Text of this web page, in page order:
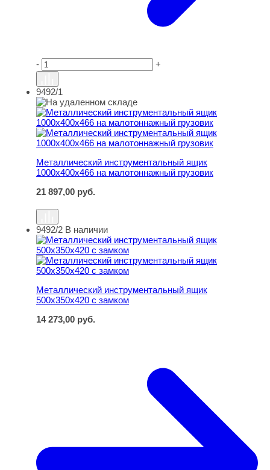
- +
Металлический инструментальный ящик
9492/1
Металлический инструментальный ящик
1000х400х466 на малотоннажный грузовик
21 897,00 руб.
Металлический инструментальный ящик 500х350х420
9492/2 В наличии
Металлический инструментальный ящик
500х350х420 с замком
14 273,00 руб.